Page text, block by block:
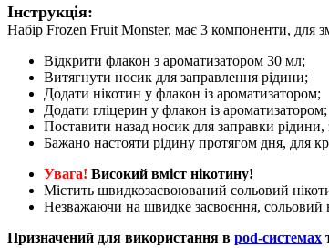
Інструкція:
Набір Frozen Fruit Monster, має 3 компоненти, для
Відкрити флакон з ароматизатором 30 мл;
Витягнути носик для заправлення рідини;
Додати нікотин у флакон із ароматизатором;
Додати гліцерин у флакон із ароматизатором;
Поставити назад носик для заправки рідини,
Бажано настояти рідину протягом дня, для
Увага! Високий вміст нікотину!
Містить швидкозасвоюваний сольовий
Незважаючи на швидке засвоєння, сольовий
Призначений для використання в pod-системах